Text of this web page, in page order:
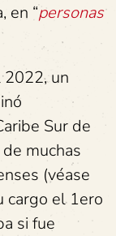
en “personas
2022, un
Sur de
muchas
(véase
cargo el 1ero
si fue